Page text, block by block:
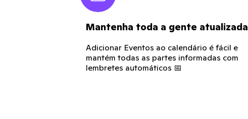
Mantenha toda a gente atualizada
Adicionar Eventos ao calendário é fácil e
mantém todas as partes informadas com
lembretes automáticos 📅